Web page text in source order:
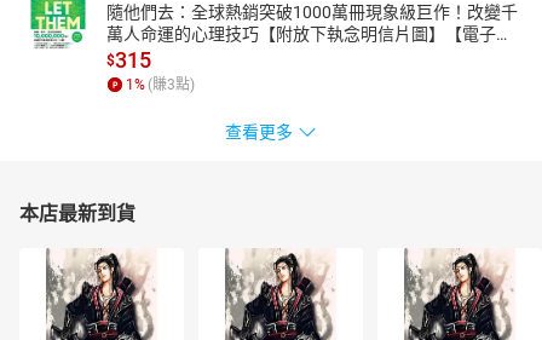
隨他們去：全球熱銷突破1000萬冊現象級巨作！改變千
萬人命運的心理技巧【附放下執念明信片圖】【電子
書】
$315
1% (賺3點)
查看更多
本店最新到貨